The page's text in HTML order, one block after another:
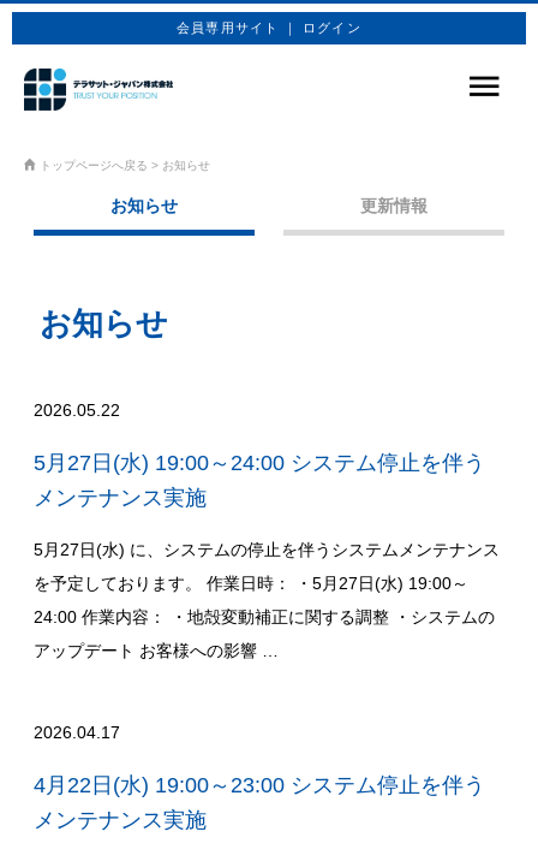
会員専用サイト ｜ ログイン
トップページへ戻る > お知らせ
お知らせ 更新情報
お知らせ
2026.05.22
5月27日(水) 19:00～24:00 システム停止を伴う
メンテナンス実施
5月27日(水) に、システムの停止を伴うシステムメンテナンス
を予定しております。 作業日時： ・5月27日(水) 19:00～
24:00 作業内容： ・地殻変動補正に関する調整 ・システムの
アップデート お客様への影響 …
2026.04.17
4月22日(水) 19:00～23:00 システム停止を伴う
メンテナンス実施